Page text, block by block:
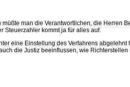
man die Verantwortlichen, die Herren
Steuerzahler kommt ja für alles auf.
eine Einstellung des Verfahrens
die Justiz beeinflussen, wie